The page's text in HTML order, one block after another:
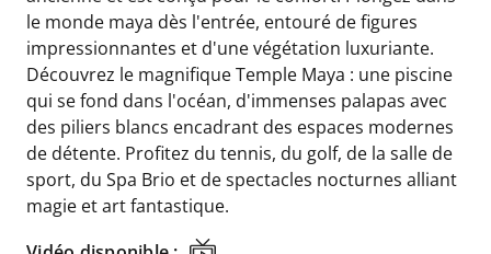
le monde maya dès l'entrée, entouré de figures
impressionnantes et d'une végétation luxuriante.
Découvrez le magnifique Temple Maya : une piscine
qui se fond dans l'océan, d'immenses palapas avec
des piliers blancs encadrant des espaces modernes
de détente. Profitez du tennis, du golf, de la salle de
sport, du Spa Brio et de spectacles nocturnes alliant
magie et art fantastique.